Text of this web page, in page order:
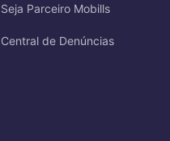
Seja Parceiro Mobills
Central de Denúncias